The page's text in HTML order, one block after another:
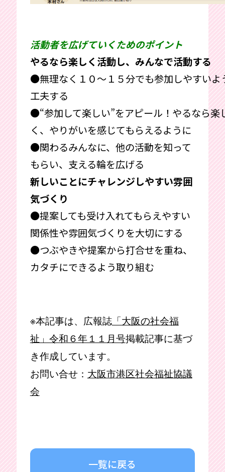
活動者を広げていくためのポイント
やるなら楽しく活動し、みんなで活動する
●無理なく１０～１５分でも参加しやすいよ
工夫する
●“参加して楽しい”をアピール！やるなら楽
く、やりがいを感じてもらえるように
●関わるみんなに、他の活動を知って
もらい、支える輪を広げる
新しいことにチャレンジしやすい雰囲
気づくり
●提案しても受け入れてもらえやすい
関係性や雰囲気づくりを大切にする
●つぶやきや提案から打合せを重ね、
カタチにできるよう取り組む
※本記事は、広報誌「大阪の社会福
祉」令和６年１１月号掲載記事に基づ
き作成しています。
お問い合せ： 大阪市港区社会福祉協議
会
一覧に戻る